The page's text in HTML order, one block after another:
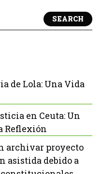
SEARCH
de Lola: Una Vida
en Ceuta: Un
Reflexión
archivar proyecto
asistida debido a